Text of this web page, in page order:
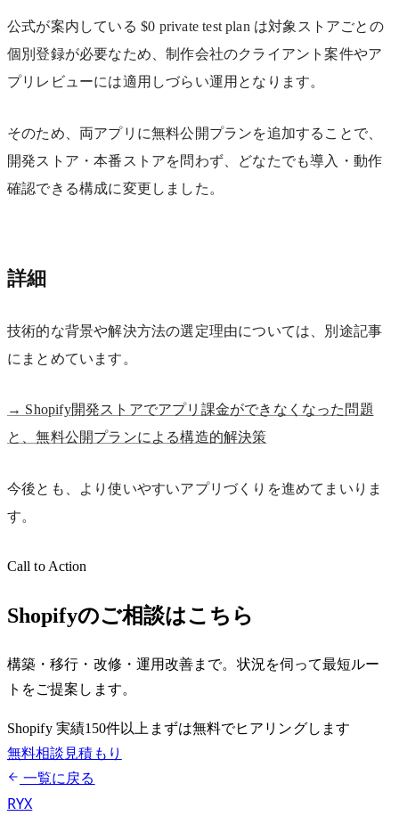
公式が案内している $0 private test plan は対象ストアごとの
個別登録が必要なため、制作会社のクライアント案件やア
プリレビューには適用しづらい運用となります。
そのため、両アプリに無料公開プランを追加することで、
開発ストア・本番ストアを問わず、どなたでも導入・動作
確認できる構成に変更しました。
詳細
技術的な背景や解決方法の選定理由については、別途記事
にまとめています。
→ Shopify開発ストアでアプリ課金ができなくなった問題
と、無料公開プランによる構造的解決策
今後とも、より使いやすいアプリづくりを進めてまいりま
す。
Call to Action
Shopifyのご相談はこちら
構築・移行・改修・運用改善まで。状況を伺って最短ルー
トをご提案します。
Shopify 実績150件以上 まずは無料でヒアリングします
無料相談 見積もり
一覧に戻る
RYX